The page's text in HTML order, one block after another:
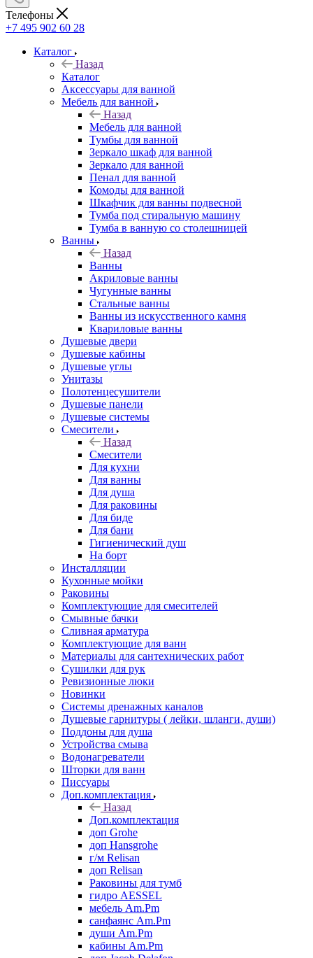
Телефоны
+7 495 902 60 28
Каталог
Назад
Каталог
Аксессуары для ванной
Мебель для ванной
Назад
Мебель для ванной
Тумбы для ванной
Зеркало шкаф для ванной
Зеркало для ванной
Пенал для ванной
Комоды для ванной
Шкафчик для ванны подвесной
Тумба под стиральную машину
Тумба в ванную со столешницей
Ванны
Назад
Ванны
Акриловые ванны
Чугунные ванны
Стальные ванны
Ванны из искусственного камня
Квариловые ванны
Душевые двери
Душевые кабины
Душевые углы
Унитазы
Полотенцесушители
Душевые панели
Душевые системы
Смесители
Назад
Смесители
Для кухни
Для ванны
Для душа
Для раковины
Для биде
Для бани
Гигиенический душ
На борт
Инсталляции
Кухонные мойки
Раковины
Комплектующие для смесителей
Смывные бачки
Сливная арматура
Комплектующие для ванн
Материалы для сантехнических работ
Сушилки для рук
Ревизионные люки
Новинки
Системы дренажных каналов
Душевые гарнитуры ( лейки, шланги, души)
Поддоны для душа
Устройства смыва
Водонагреватели
Шторки для ванн
Писсуары
Доп.комплектация
Назад
Доп.комплектация
доп Grohe
доп Hansgrohe
г/м Relisan
доп Relisan
Раковины для тумб
гидро AESSEL
мебель Am.Pm
санфаянс Am.Pm
души Am.Pm
кабины Am.Pm